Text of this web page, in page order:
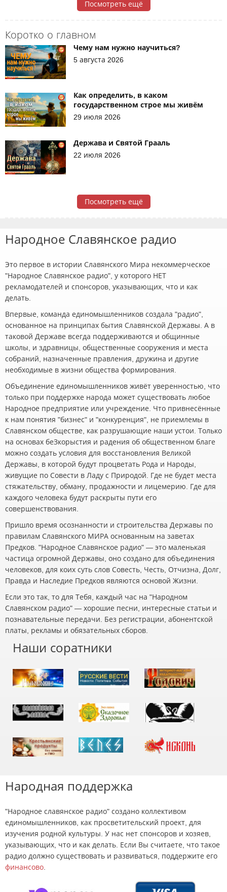
Коротко о главном
Чему нам нужно научиться?
5 августа 2026
Как определить, в каком
государственном строе мы живём
29 июля 2026
Держава и Святой Грааль
22 июля 2026
Посмотреть ещё
Посмотреть ещё
Народное Славянское радио
Это первое в истории Славянского Мира некоммерческое
"Народное Славянское радио", у которого НЕТ
рекламодателей и спонсоров, указывающих, что и как
делать.
Впервые, команда единомышленников создала "радио",
основанное на принципах бытия Славянской Державы. А в
таковой Державе всегда поддерживаются и общинные
школы, и здравницы, общественные сооружения и места
собраний, назначенные правления, дружина и другие
необходимые в жизни общества формирования.
Объединение единомышленников живёт уверенностью, что
только при поддержке народа может существовать любое
Народное предприятие или учреждение. Что привнесённые
к нам понятия "бизнес" и "конкуренция", не приемлемы в
Славянском обществе, как разрушающие наши устои. Только
на основах беЗкорыстия и радения об общественном благе
можно создать условия для восстановления Великой
Державы, в которой будут процветать Рода и Народы,
живущие по Совести в Ладу с Природой. Где не будет места
стяжательству, обману, продажности и лицемерию. Где для
каждого человека будут раскрыты пути его
совершенствования.
Пришло время осознанности и строительства Державы по
правилам Славянского МИРА основанным на заветах
Предков. "Народное Славянское радио" — это маленькая
частица огромной Державы, оно создано для объединения
человеков, для коих суть слов Совесть, Честь, Отчизна, Долг,
Правда и Наследие Предков являются основой Жизни.
Если это так, то для Тебя, каждый час на "Народном
Славянском радио" — хорошие песни, интересные статьи и
познавательные передачи. Без регистрации, абонентской
платы, рекламы и обязательных сборов.
Наши соратники
Народная поддержка
"Народное славянское радио" создано коллективом
единомышленников, как просветительский проект, для
изучения родной культуры. У нас нет спонсоров и хозяев,
указывающих, что и как делать. Если Вы считаете, что такое
радио должно существовать и развиваться, поддержите его
финансово.